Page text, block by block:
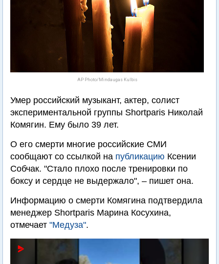
AP Photo/Mindaugas Kulbis
Умер российский музыкант, актер, солист
экспериментальной группы Shortparis Николай
Комягин. Ему было 39 лет.
О его смерти многие российские СМИ
сообщают со ссылкой на публикацию Ксении
Собчак. "Стало плохо после тренировки по
боксу и сердце не выдержало", – пишет она.
Информацию о смерти Комягина подтвердила
менеджер Shortparis Марина Косухина,
отмечает "Медуза".